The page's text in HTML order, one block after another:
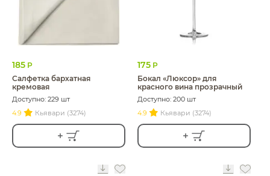
185 Р
Салфетка бархатная
кремовая
Доступно: 229 шт
4.9
Кьявари (3274)
175 Р
Бокал «Люксор» для
красного вина прозрачный
Доступно: 200 шт
4.9
Кьявари (3274)